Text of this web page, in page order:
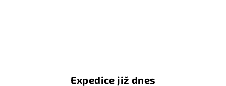
Expedice již dnes